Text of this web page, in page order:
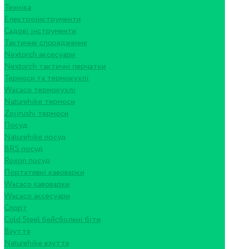
Техніка
Електроінструменти
Садові інструменти
Тактичне спорядження
Nextorch аксесуари
Nextorch тактичні перчатки
Термоси та термокухлі
Wacaco термокухлі
Naturehike термоси
Zojirushi термоси
Посуд
Naturehike посуд
BRS посуд
Roxon посуд
Портативні кавоварки
Wacaco кавоварки
Wacaco аксесуари
Спорт
Cold Steel бейсбольні біти
Взуття
Naturehike взуття